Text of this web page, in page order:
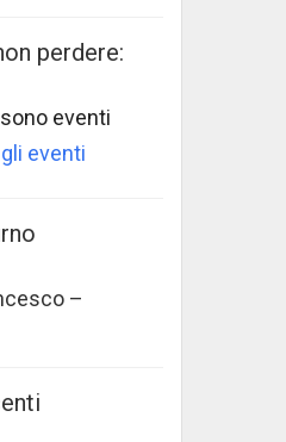
perdere:
eventi
eventi
–